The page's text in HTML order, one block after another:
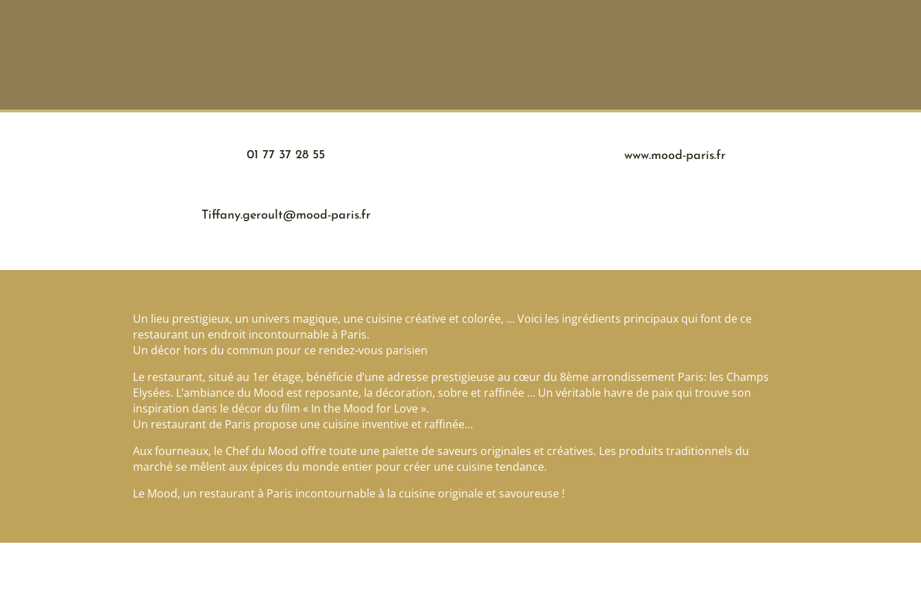
01 77 37 28 55
Tiffany.geroult@mood-paris.fr
www.mood-paris.fr
Un lieu prestigieux, un univers magique, une cuisine créative et colorée, … Voici les ingrédients principaux qui font de ce
restaurant un endroit incontournable à Paris.
Un décor hors du commun pour ce rendez-vous parisien
Le restaurant, situé au 1er étage, bénéficie d’une adresse prestigieuse au cœur du 8ème arrondissement Paris: les Champs
Elysées. L’ambiance du Mood est reposante, la décoration, sobre et raffinée … Un véritable havre de paix qui trouve son
inspiration dans le décor du film « In the Mood for Love ».
Un restaurant de Paris propose une cuisine inventive et raffinée…
Aux fourneaux, le Chef du Mood offre toute une palette de saveurs originales et créatives. Les produits traditionnels du
marché se mêlent aux épices du monde entier pour créer une cuisine tendance.
Le Mood, un restaurant à Paris incontournable à la cuisine originale et savoureuse !